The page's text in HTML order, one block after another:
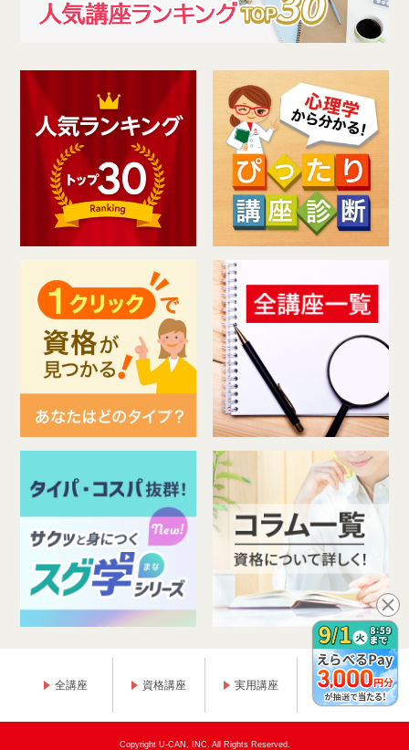
全講座 資格講座 実用講座 趣味講座
Copyright U-CAN, INC. All Rights Reserved.